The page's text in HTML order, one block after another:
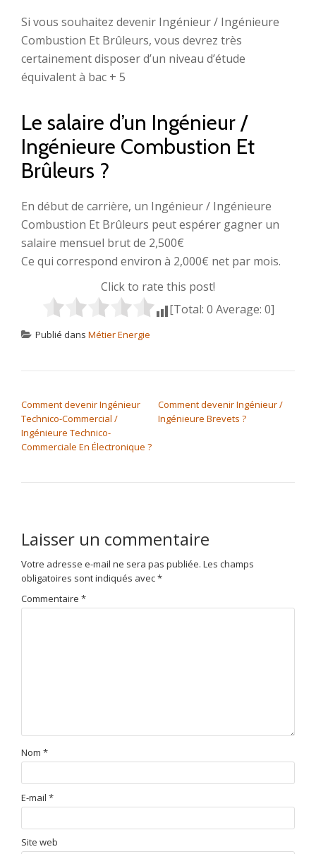
Si vous souhaitez devenir Ingénieur / Ingénieure
Combustion Et Brûleurs, vous devrez très
certainement disposer d’un niveau d’étude
équivalent à bac + 5
Le salaire d’un Ingénieur /
Ingénieure Combustion Et
Brûleurs ?
En début de carrière, un Ingénieur / Ingénieure
Combustion Et Brûleurs peut espérer gagner un
salaire mensuel brut de 2,500€
Ce qui correspond environ à 2,000€ net par mois.
Click to rate this post!
[Total: 0 Average: 0]
Publié dans Métier Energie
Comment devenir Ingénieur
Technico-Commercial /
Ingénieure Technico-
Commerciale En Électronique ?
Comment devenir Ingénieur /
Ingénieure Brevets ?
Laisser un commentaire
Votre adresse e-mail ne sera pas publiée. Les champs
obligatoires sont indiqués avec*
Commentaire *
Nom *
E-mail *
Site web